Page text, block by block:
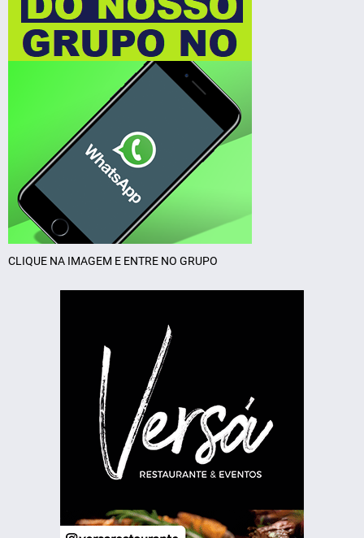
CLIQUE NA IMAGEM E ENTRE NO GRUPO